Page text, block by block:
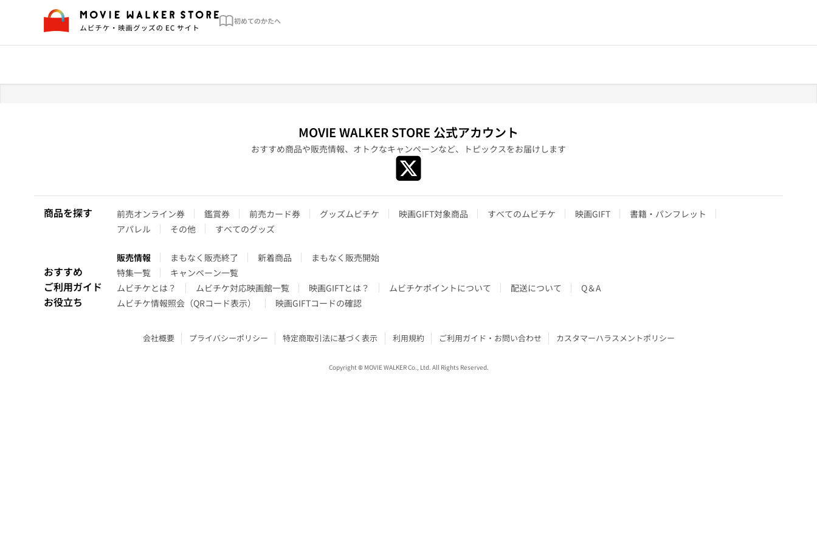
初めてのかたへ
MOVIE WALKER STORE 公式アカウント
おすすめ商品や販売情報、オトクなキャンペーンなど、 トピックスをお届けします
商品を探す 前売オンライン券 鑑賞券 前売カード券 グッズムビチケ 映画GIFT対象商品 すべてのムビチケ 映画GIFT
書籍・パンフレット
アパレル
その他 すべてのグッズ
販売情報 まもなく販売終了 新着商品 まもなく販売開始
おすすめ 特集一覧 キャンペーン一覧
ご利用ガイド ムビチケとは？ ムビチケ対応映画館一覧 映画GIFTとは？ ムビチケポイントについて 配送について Q＆A
お役立ち ムビチケ情報照会（QRコード表示） 映画GIFTコードの確認
会社概要 プライバシーポリシー 特定商取引法に基づく表示 利用規約 ご利用ガイド・お問い合わせ カスタマーハラスメントポリシー
Copyright © MOVIE WALKER Co., Ltd. All Rights Reserved.